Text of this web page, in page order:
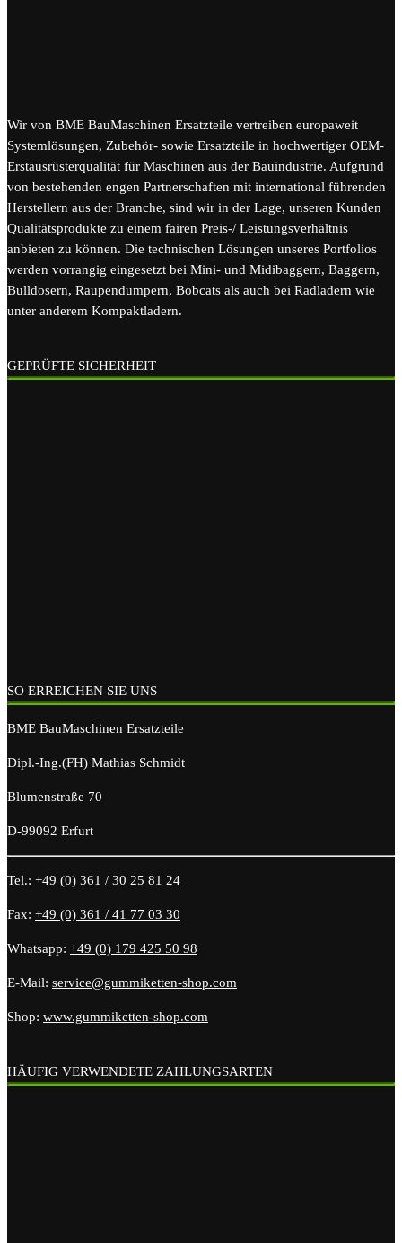
Wir von BME BauMaschinen Ersatzteile vertreiben europaweit
Systemlösungen, Zubehör- sowie Ersatzteile in hochwertiger OEM-
Erstausrüsterqualität für Maschinen aus der Bauindustrie. Aufgrund
von bestehenden engen Partnerschaften mit international führenden
Herstellern aus der Branche, sind wir in der Lage, unseren Kunden
Qualitätsprodukte zu einem fairen Preis-/ Leistungsverhältnis
anbieten zu können. Die technischen Lösungen unseres Portfolios
werden vorrangig eingesetzt bei Mini- und Midibaggern, Baggern,
Bulldosern, Raupendumpern, Bobcats als auch bei Radladern wie
unter anderem Kompaktladern.
GEPRÜFTE SICHERHEIT
SO ERREICHEN SIE UNS
BME BauMaschinen Ersatzteile
Dipl.-Ing.(FH) Mathias Schmidt
Blumenstraße 70
D-99092 Erfurt
Tel.: +49 (0) 361 / 30 25 81 24
Fax: +49 (0) 361 / 41 77 03 30
Whatsapp: +49 (0) 179 425 50 98
E-Mail: service@gummiketten-shop.com
Shop: www.gummiketten-shop.com
HÄUFIG VERWENDETE ZAHLUNGSARTEN